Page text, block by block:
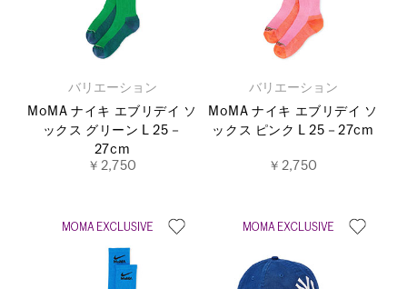
バリエーション
MoMA ナイキ エブリデイ ソ
ックス グリーン L 25－
27cm
￥2,750
バリエーション
MoMA ナイキ エブリデイ ソ
ックス ピンク L 25－27cm
￥2,750